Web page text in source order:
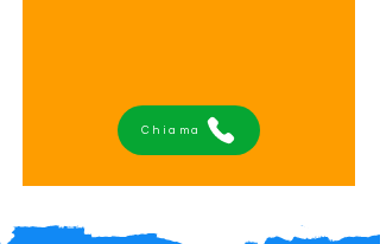
Chiama